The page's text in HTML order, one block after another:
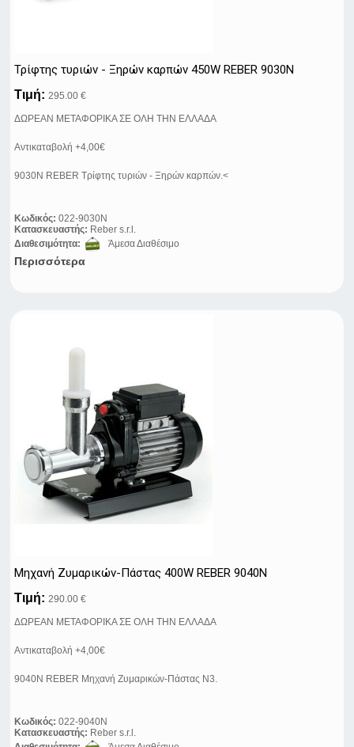
Τρίφτης τυριών - Ξηρών καρπών 450W REBER 9030N
Τιμή: 295.00 €
ΔΩΡΕΑΝ ΜΕΤΑΦΟΡΙΚΑ ΣΕ ΟΛΗ ΤΗΝ ΕΛΛΑΔΑ
Αντικαταβολή +4,00€
9030N REBER Τρίφτης τυριών - Ξηρών καρπών.<
Κωδικός: 022-9030Ν
Κατασκευαστής: Reber s.r.l.
Διαθεσιμότητα:
Άμεσα Διαθέσιμο
Περισσότερα
Μηχανή Ζυμαρικών-Πάστας 400W REBER 9040N
Τιμή: 290.00 €
ΔΩΡΕΑΝ ΜΕΤΑΦΟΡΙΚΑ ΣΕ ΟΛΗ ΤΗΝ ΕΛΛΑΔΑ
Αντικαταβολή +4,00€
9040N REBER Μηχανή Ζυμαρικών-Πάστας N3.
Κωδικός: 022-9040N
Κατασκευαστής: Reber s.r.l.